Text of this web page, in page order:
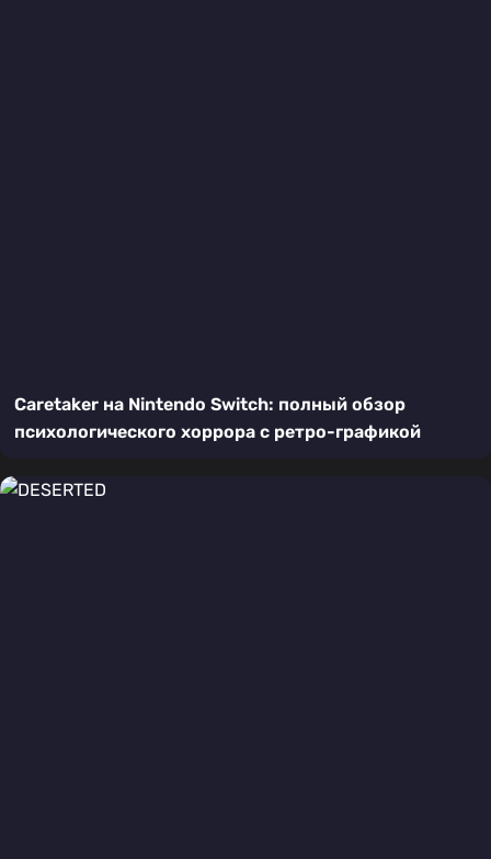
Caretaker на Nintendo Switch: полный обзор
психологического хоррора с ретро-графикой